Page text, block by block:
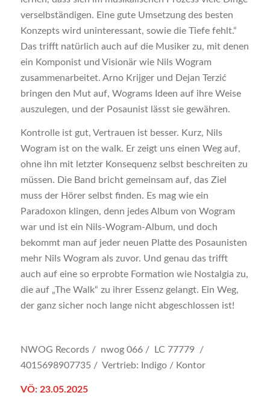
verselbständigen. Eine gute Umsetzung des besten
Konzepts wird uninteressant, sowie die Tiefe fehlt.“
Das trifft natürlich auch auf die Musiker zu, mit denen
ein Komponist und Visionär wie Nils Wogram
zusammenarbeitet. Arno Krijger und Dejan Terzić
bringen den Mut auf, Wograms Ideen auf ihre Weise
auszulegen, und der Posaunist lässt sie gewähren.
Kontrolle ist gut, Vertrauen ist besser. Kurz, Nils
Wogram ist on the walk. Er zeigt uns einen Weg auf,
ohne ihn mit letzter Konsequenz selbst beschreiten zu
müssen. Die Band bricht gemeinsam auf, das Ziel
muss der Hörer selbst finden. Es mag wie ein
Paradoxon klingen, denn jedes Album von Wogram
war und ist ein Nils-Wogram-Album, und doch
bekommt man auf jeder neuen Platte des Posaunisten
mehr Nils Wogram als zuvor. Und genau das trifft
auch auf eine so erprobte Formation wie Nostalgia zu,
die auf „The Walk“ zu ihrer Essenz gelangt. Ein Weg,
der ganz sicher noch lange nicht abgeschlossen ist!
NWOG Records / nwog 066 / LC 77779 /
4015698907735 / Vertrieb: Indigo / Kontor
VÖ: 23.05.2025